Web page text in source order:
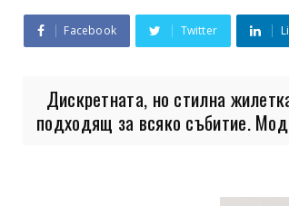
Facebook Twitter
Дискретната, но стилна
подходящ за всяко събитие.